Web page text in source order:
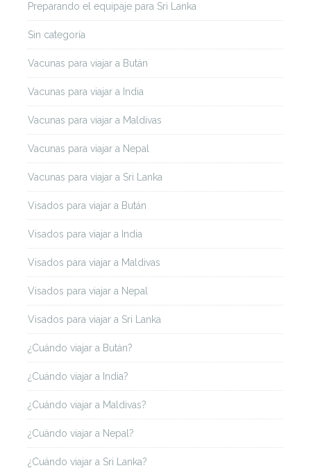
Preparando el equipaje para Sri Lanka
Sin categoría
Vacunas para viajar a Bután
Vacunas para viajar a India
Vacunas para viajar a Maldivas
Vacunas para viajar a Nepal
Vacunas para viajar a Sri Lanka
Visados para viajar a Bután
Visados para viajar a India
Visados para viajar a Maldivas
Visados para viajar a Nepal
Visados para viajar a Sri Lanka
¿Cuándo viajar a Bután?
¿Cuándo viajar a India?
¿Cuándo viajar a Maldivas?
¿Cuándo viajar a Nepal?
¿Cuándo viajar a Sri Lanka?